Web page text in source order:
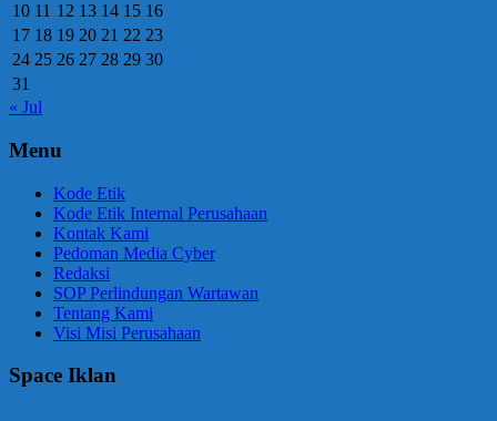
10 11 12 13 14 15 16
17 18 19 20 21 22 23
24 25 26 27 28 29 30
31
« Jul
Menu
Kode Etik
Kode Etik Internal Perusahaan
Kontak Kami
Pedoman Media Cyber
Redaksi
SOP Perlindungan Wartawan
Tentang Kami
Visi Misi Perusahaan
Space Iklan